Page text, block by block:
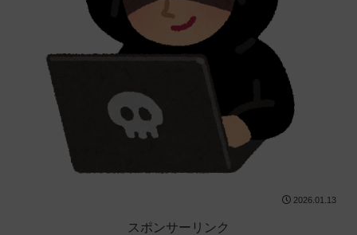
2026.01.13
スポンサーリンク